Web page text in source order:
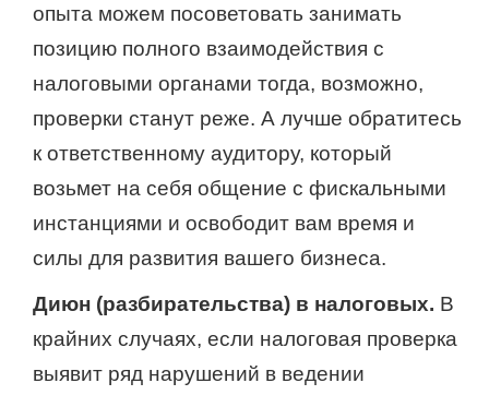
опыта можем посоветовать занимать
позицию полного взаимодействия с
налоговыми органами тогда, возможно,
проверки станут реже. А лучше обратитесь
к ответственному аудитору, который
возьмет на себя общение с фискальными
инстанциями и освободит вам время и
силы для развития вашего бизнеса.
Диюн (разбирательства) в налоговых. В
крайних случаях, если налоговая проверка
выявит ряд нарушений в ведении